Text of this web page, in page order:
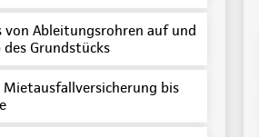
von Ableitungsrohren auf und
Grundstücks
Mietausfallversicherung bis